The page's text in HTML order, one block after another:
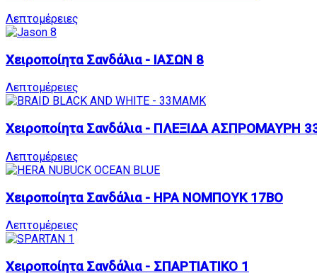
Λεπτομέρειες
Χειροποίητα Σανδάλια - ΙΑΣΩΝ 8
Λεπτομέρειες
Χειροποίητα Σανδάλια - ΠΛΕΞΙΔΑ ΑΣΠΡΟΜΑΥΡΗ
Λεπτομέρειες
Χειροποίητα Σανδάλια - ΗΡΑ ΝΟΜΠΟΥΚ 17BO
Λεπτομέρειες
Χειροποίητα Σανδάλια - ΣΠΑΡΤΙΑΤΙΚΟ 1